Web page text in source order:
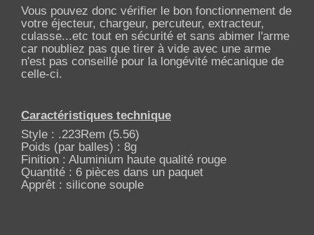
Vous pouvez donc vérifier le bon fonctionnement de
votre éjecteur, chargeur, percuteur, extracteur,
culasse...etc tout en sécurité et sans abimer l'arme
car noubliez pas que tirer à vide avec une arme
n'est pas conseillé pour la longévité mécanique de
celle-ci.
Caractéristiques technique
Style : .223Rem (5.56)
Poids (par balles) : 8g
Finition : Aluminium haute qualité rouge
Quantité : 6 pièces dans un paquet
Apprêt : silicone souple